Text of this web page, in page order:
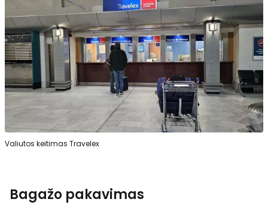
Valiutos keitimas Travelex
Bagažo pakavimas